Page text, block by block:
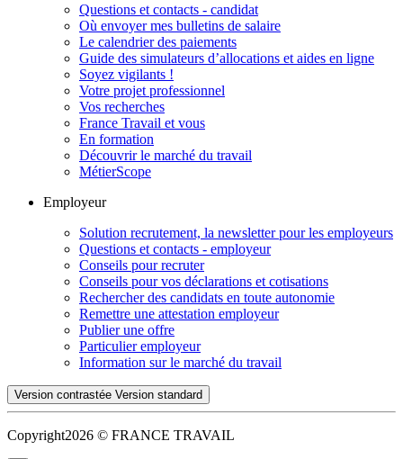
Questions et contacts - candidat
Où envoyer mes bulletins de salaire
Le calendrier des paiements
Guide des simulateurs d’allocations et aides en ligne
Soyez vigilants !
Votre projet professionnel
Vos recherches
France Travail et vous
En formation
Découvrir le marché du travail
MétierScope
Employeur
Solution recrutement, la newsletter pour les employeurs
Questions et contacts - employeur
Conseils pour recruter
Conseils pour vos déclarations et cotisations
Rechercher des candidats en toute autonomie
Remettre une attestation employeur
Publier une offre
Particulier employeur
Information sur le marché du travail
Version contrastée Version standard
Copyright2026 © FRANCE TRAVAIL